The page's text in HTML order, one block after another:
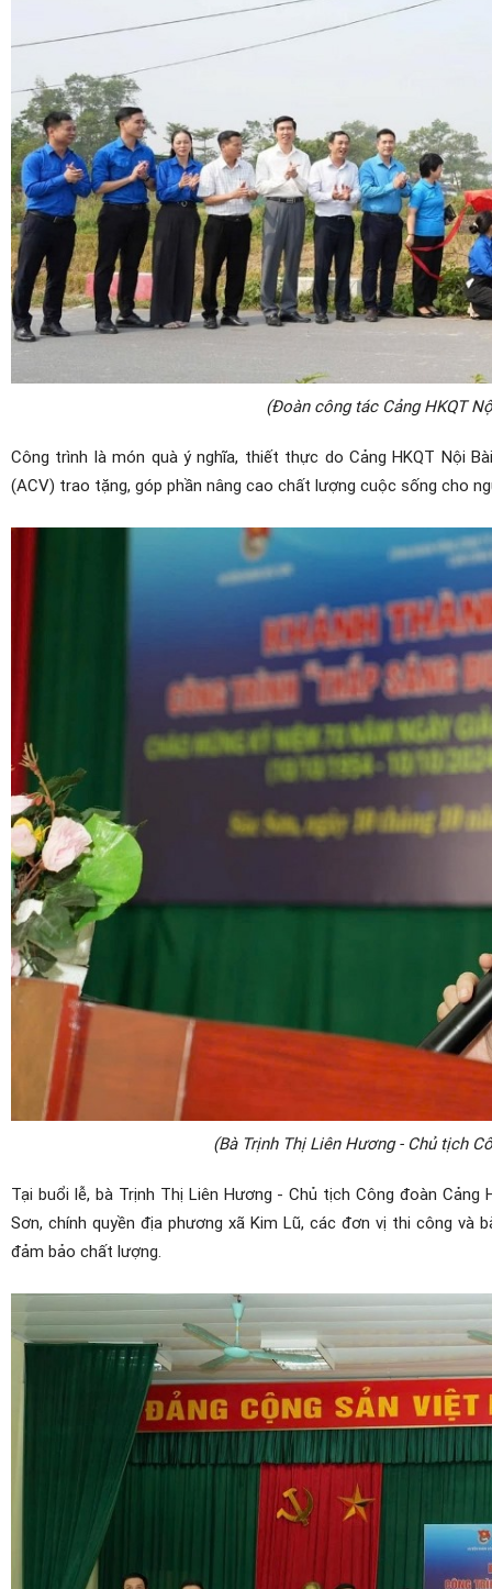
(Đoàn công tác Cảng HKQT
Công trình là món quà ý nghĩa, thiết thực do Cảng HKQT Nội
(ACV) trao tặng, góp phần nâng cao chất lượng cuộc sống cho
(Bà Trịnh Thị Liên Hương - Chủ tịch
Tại buổi lễ, bà Trịnh Thị Liên Hương - Chủ tịch Công đoàn
Sơn, chính quyền địa phương xã Kim Lũ, các đơn vị thi công
đảm bảo chất lượng.